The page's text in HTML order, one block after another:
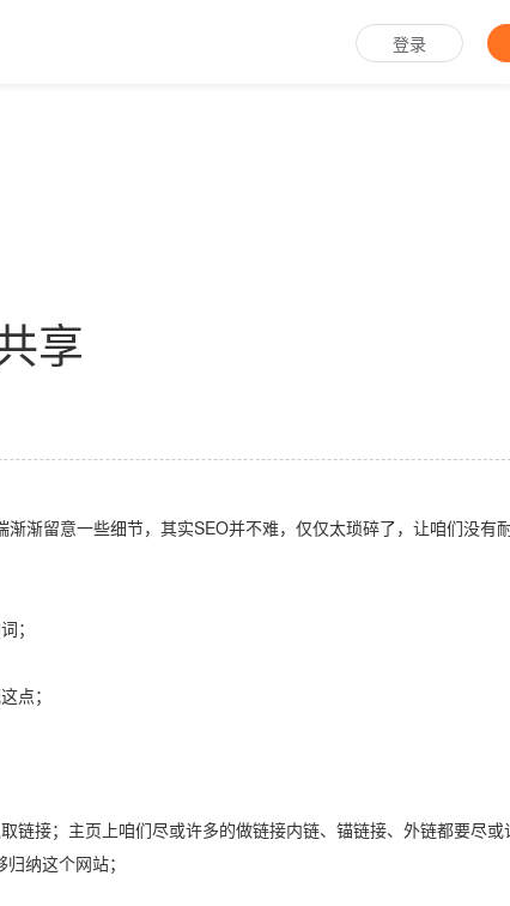
登录
享
渐留意一些细节，其实SEO并不难，仅仅太琐碎了，让咱们没有
；
点；
接；主页上咱们尽或许多的做链接内链、锚链接、外链都要尽
纳这个网站；